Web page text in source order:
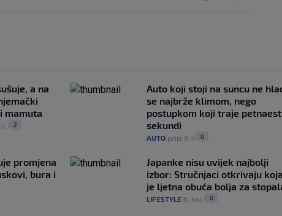
a na
mamuta
2
Auto koji stoji na suncu ne
se najbrže klimom, nego
postupkom koji traje petnaest
sekundi
AUTO| prije 9 h 0
promjena
bura i
Japanke nisu uvijek najbolji
izbor: Stručnjaci otkrivaju
je ljetna obuća bolja za
LIFESTYLE| 6. kol. 0